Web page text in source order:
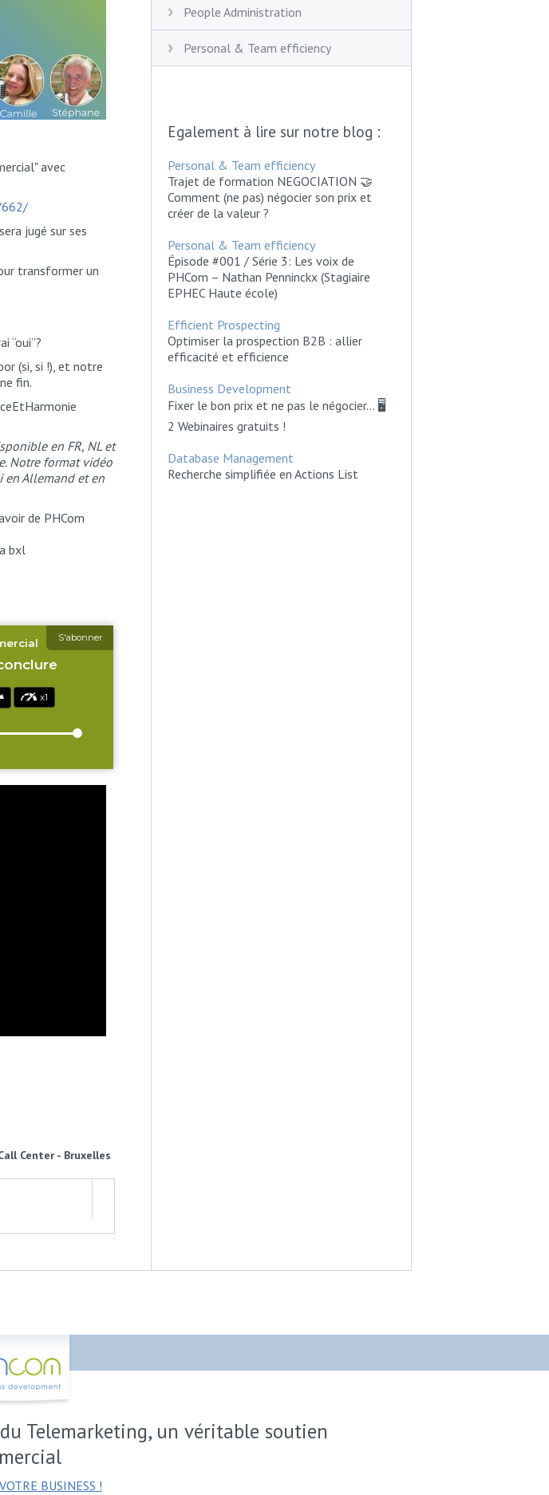
People Administration
Personal & Team efficiency
Egalement à lire sur notre blog :
Personal & Team efficiency
Trajet de formation NEGOCIATION 🤝
Comment (ne pas) négocier son prix et
créer de la valeur ?
Personal & Team efficiency
Épisode #001 / Série 3: Les voix de
PHCom – Nathan Penninckx (Stagiaire
EPHEC Haute école)
Efficient Prospecting
Optimiser la prospection B2B : allier
efficacité et efficience
Business Development
Fixer le bon prix et ne pas le négocier... 🖥
2 Webinaires gratuits !
Database Management
Recherche simplifiée en Actions List
avec
jugé sur ses
transformer un
“oui”?
(si, si !), et notre
fin.
en FR, NL et
Notre format vidéo
en Allemand et en
de PHCom
bxl
Center - Bruxelles
Telemarketing, un véritable soutien
BUSINESS !